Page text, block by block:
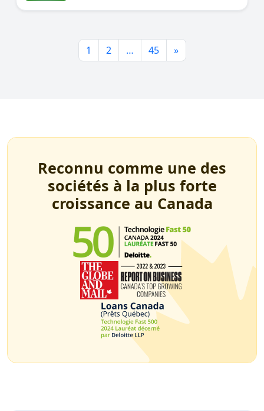
1 2 … 45 »
Reconnu comme une des
sociétés à la plus forte
croissance au Canada